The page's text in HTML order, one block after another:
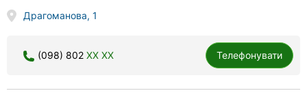
Драгоманова, 1
(098) 802 XX XX Телефонувати